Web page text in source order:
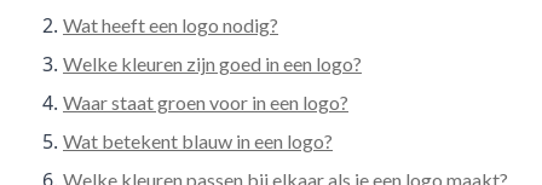
Wat heeft een logo nodig?
Welke kleuren zijn goed in een logo?
Waar staat groen voor in een logo?
Wat betekent blauw in een logo?
Welke kleuren passen bij elkaar als je een logo maakt?